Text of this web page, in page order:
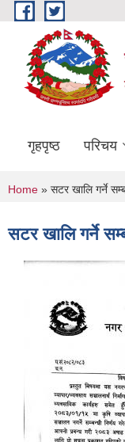
Skip to main content
गृहपृष्ठ परिचय
You are
Home » सटर खालि गर्ने
सटर खालि गर्ने